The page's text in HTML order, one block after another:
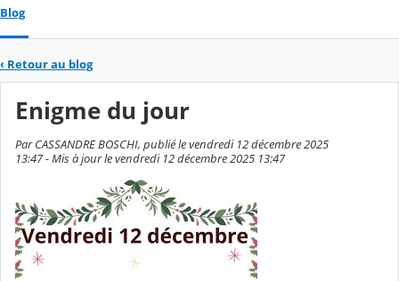
Blog
‹ Retour au blog
Enigme du jour
Par CASSANDRE BOSCHI, publié le vendredi 12 décembre 2025
13:47 - Mis à jour le vendredi 12 décembre 2025 13:47